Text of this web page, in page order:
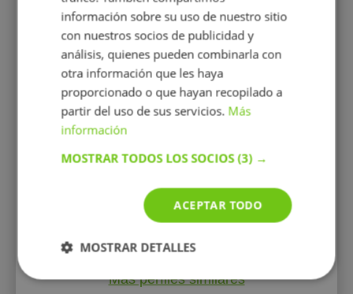
Soy Jorge, graduado en Periodismo.
Doy clases de lengua, historia y
apoyo escolar para Primaria y ESO.
Me centro en que el alumno entienda
los conceptos y gane seguridad,
mejorando sus resultados de forma
progresiva.
Más perfiles similares
información sobre su uso de nuestro sitio
con nuestros socios de publicidad y
análisis, quienes pueden combinarla con
otra información que les haya
proporcionado o que hayan recopilado a
partir del uso de sus servicios. Más
información
MOSTRAR TODOS LOS SOCIOS(3) →
ACEPTAR TODO
MOSTRAR DETALLES